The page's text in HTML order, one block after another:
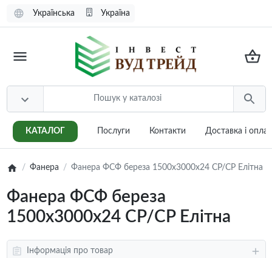
Українська Україна
КАТАЛОГ Послуги Контакти Доставка i
Фанера Фанера ФСФ береза 1500х3000х24 CP/CP Елітна
Фанера ФСФ береза
1500х3000х24 CP/CP Елітна
Інформація про товар